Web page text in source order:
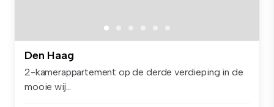
Den Haag
2-kamerappartement op de derde verdieping in de
mooie wij...